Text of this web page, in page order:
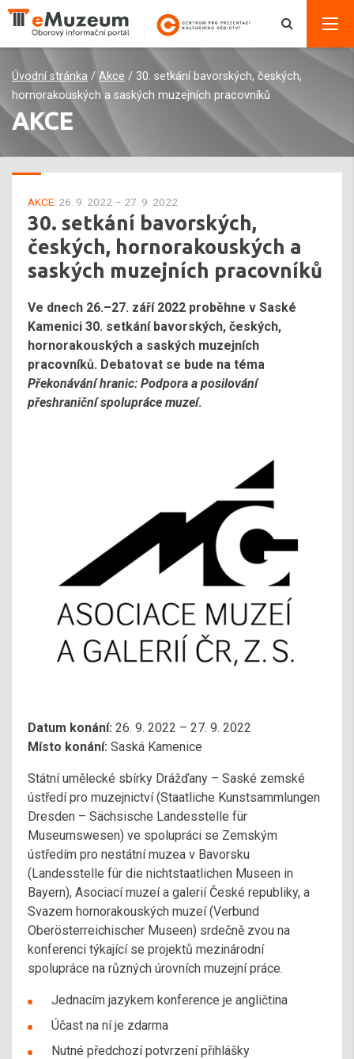
Úvodní stránka / Akce / 30. setkání bavorských, českých,
hornorakouských a saských muzejních pracovníků
AKCE
AKCE: 26. 9. 2022 – 27. 9. 2022
30. setkání bavorských,
českých, hornorakouských a
saských muzejních pracovníků
Ve dnech 26.–27. září 2022 proběhne v Saské
Kamenici 30. setkání bavorských, českých,
hornorakouských a saských muzejních
pracovníků. Debatovat se bude na téma
Překonávání hranic: Podpora a posilování
přeshraniční spolupráce muzeí.
Datum konání: 26. 9. 2022 – 27. 9. 2022
Místo konání: Saská Kamenice
Státní umělecké sbírky Drážďany – Saské zemské
ústředí pro muzejnictví (Staatliche Kunstsammlungen
Dresden – Sächsische Landesstelle für
Museumswesen) ve spolupráci se Zemským
ústředím pro nestátní muzea v Bavorsku
(Landesstelle für die nichtstaatlichen Museen in
Bayern), Asociací muzeí a galerií České republiky, a
Svazem hornorakouských muzeí (Verbund
Oberösterreichischer Museen) srdečně zvou na
konferenci týkající se projektů mezinárodní
spolupráce na různých úrovních muzejní práce.
Jednacím jazykem konference je angličtina
Účast na ní je zdarma
Nutné předchozí potvrzení přihlášky